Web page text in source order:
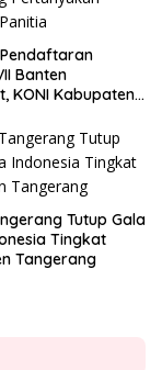
Banten
KONI Kabupaten
Tutup Gala
Tingkat
Tangerang